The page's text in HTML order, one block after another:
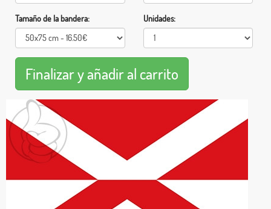
Tamaño de la bandera: Unidades: